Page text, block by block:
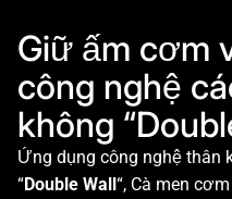
Giữ ấm cơm
công nghệ
không
Ứng dụng công nghệ thân
“Double Wall“, Cà men